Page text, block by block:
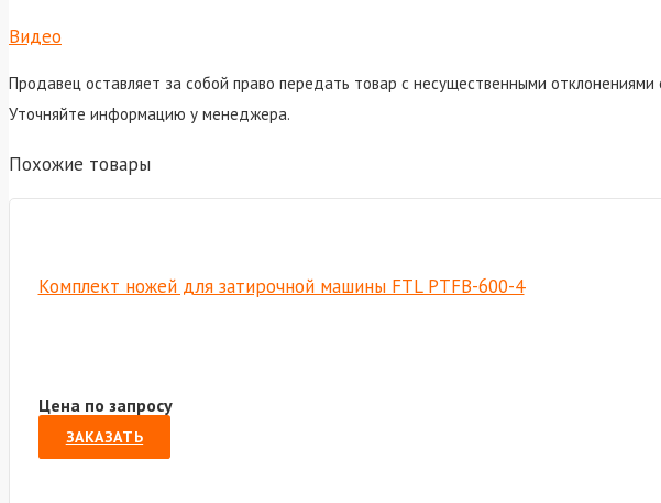
Видео
Продавец оставляет за собой право передать товар с несущественными отклонениями
Уточняйте информацию у менеджера.
Похожие товары
Комплект ножей для затирочной машины FTL PTFB-600-4
Цена по запросу
ЗАКАЗАТЬ